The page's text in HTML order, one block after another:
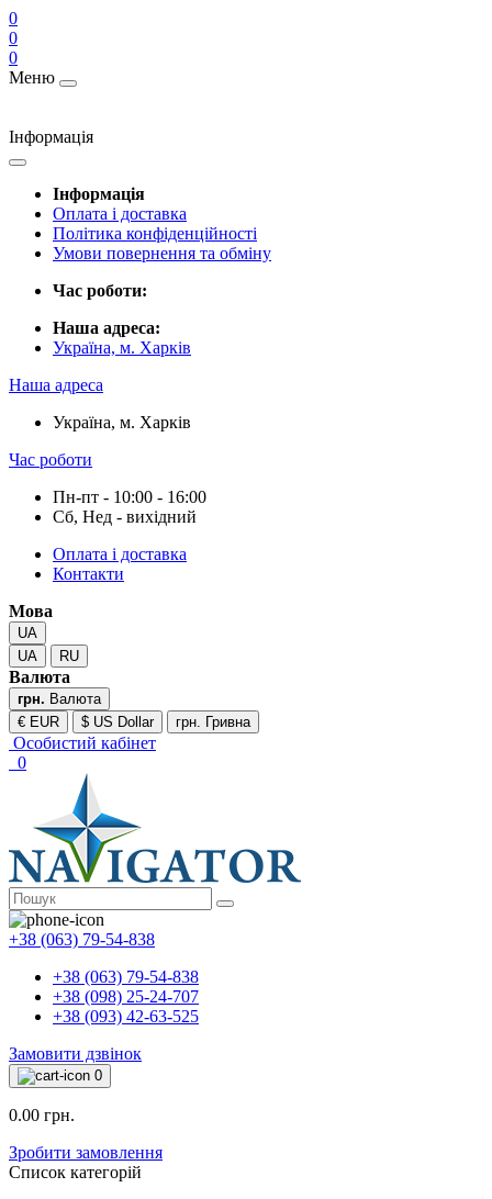
0
0
0
Меню
Інформація
Інформація
Оплата і доставка
Політика конфіденційності
Умови повернення та обміну
Час роботи:
Наша адреса:
Україна, м. Харків
Наша адреса
Україна, м. Харків
Час роботи
Пн-пт - 10:00 - 16:00
Сб, Нед - вихідний
Оплата і доставка
Контакти
Мова
UA
UA
RU
Валюта
грн. Валюта
€ EUR
$ US Dollar грн. Гривна
Особистий кабінет
0
+38 (063) 79-54-838
+38 (063) 79-54-838
+38 (098) 25-24-707
+38 (093) 42-63-525
Замовити дзвінок
0
0.00 грн.
Зробити замовлення
Список категорій